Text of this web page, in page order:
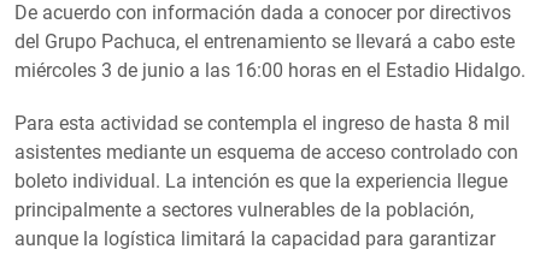
De acuerdo con información dada a conocer por directivos
del Grupo Pachuca, el entrenamiento se llevará a cabo este
miércoles 3 de junio a las 16:00 horas en el Estadio Hidalgo.
Para esta actividad se contempla el ingreso de hasta 8 mil
asistentes mediante un esquema de acceso controlado con
boleto individual. La intención es que la experiencia llegue
principalmente a sectores vulnerables de la población,
aunque la logística limitará la capacidad para garantizar